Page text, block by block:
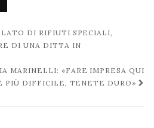
DI RIFIUTI SPECIALI,
DI UNA DITTA IN
MARINELLI: «FARE IMPRESA QUI
PIÙ DIFFICILE, TENETE DURO»